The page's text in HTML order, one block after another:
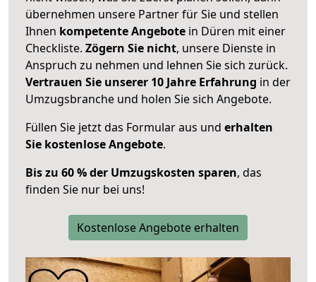
übernehmen unsere Partner für Sie und stellen
Ihnen kompetente Angebote in Düren mit einer
Checkliste. Zögern Sie nicht, unsere Dienste in
Anspruch zu nehmen und lehnen Sie sich zurück.
Vertrauen Sie unserer 10 Jahre Erfahrung in der
Umzugsbranche und holen Sie sich Angebote.
Füllen Sie jetzt das Formular aus und erhalten
Sie kostenlose Angebote.
Bis zu 60 % der Umzugskosten sparen, das
finden Sie nur bei uns!
Kostenlose Angebote erhalten